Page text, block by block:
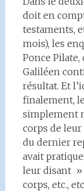
doit en
testaments,
mois), les
Ponce Pilate,
Galiléen
résultat. Et
finalement,
simplement
corps de
du dernier
avait
leur disant »
corps, etc.,